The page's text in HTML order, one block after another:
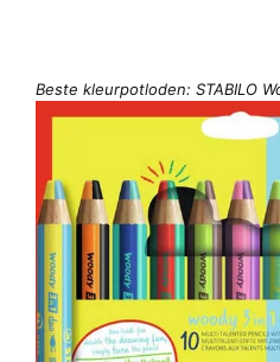
Beste kleurpotloden: STABILO